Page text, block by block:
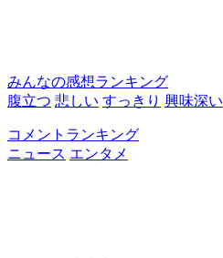
みんなの感想ランキング
腹立つ 悲しい すっきり 興味深い
コメントランキング
ニュース エンタメ